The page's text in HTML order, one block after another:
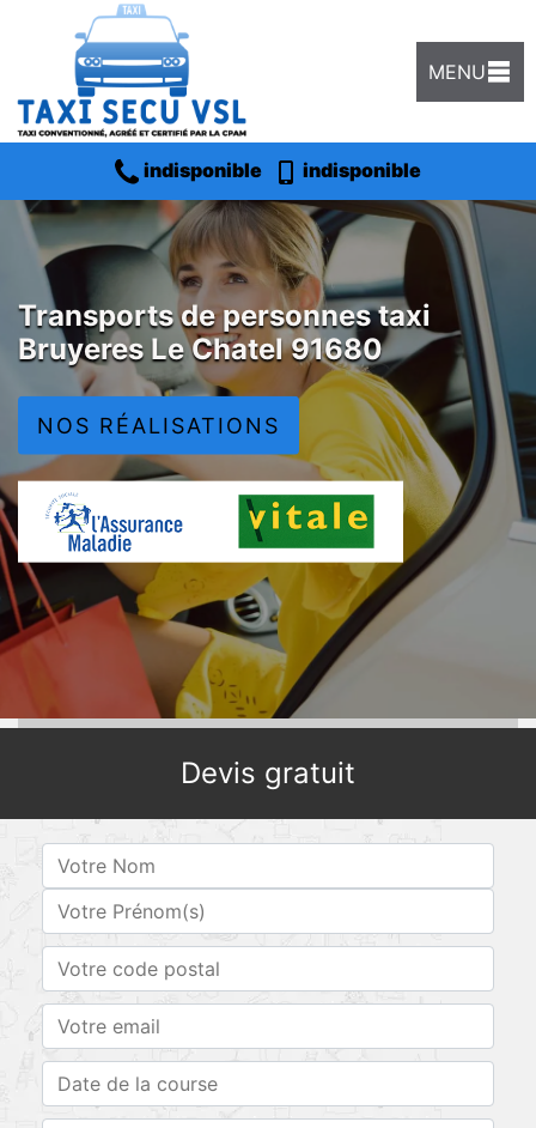
MENU
indisponible indisponible
Transports de personnes taxi
Bruyeres Le Chatel 91680
NOS RÉALISATIONS
Devis gratuit